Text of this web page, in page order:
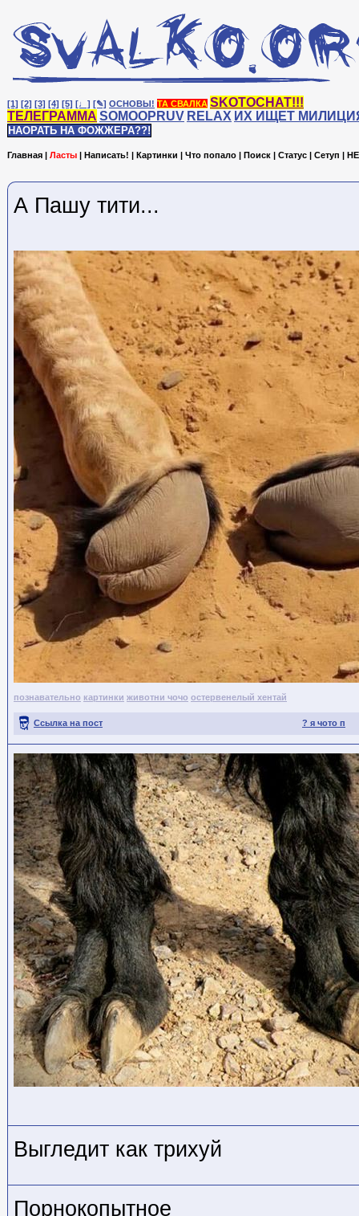
[1] [2] [3] [4] [5] [♩] [✎] ОСНОВЫ! ТА СВАЛКА SKOTOCHAT!!!
ТЕЛЕГРАММА SOMOOPRUV RELAX ИХ ИЩЕТ
НАОРАТЬ НА ФОЖЖЕРА??!
Главная | Ласты | Написать! | Картинки | Что попало | Поиск | Статус | Сетуп |
А Пашу тити...
познавательно картинки животни чочо остервенелый хентай
? я чото п
Ссылка на пост
Выгледит как трихуй
Порнокопытное